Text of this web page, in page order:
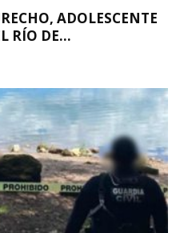
ADOLESCENTE
RÍO DE...